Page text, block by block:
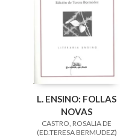
L. ENSINO: FOLLAS
NOVAS
CASTRO, ROSALIA DE
(ED.TERESA BERMUDEZ)